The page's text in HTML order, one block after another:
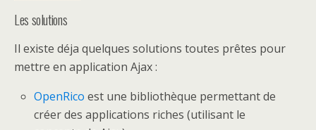
Les solutions
Il existe déja quelques solutions toutes prêtes pour
mettre en application Ajax :
OpenRico est une bibliothèque permettant de
créer des applications riches (utilisant le